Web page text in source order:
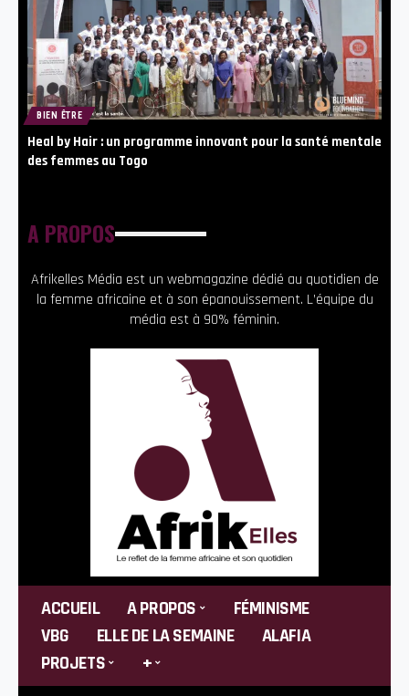
BIEN ÊTRE
Heal by Hair : un programme innovant pour la santé mentale
des femmes au Togo
A PROPOS
Afrikelles Média est un webmagazine dédié au quotidien de
la femme africaine et à son épanouissement. L’équipe du
média est à 90% féminin.
ACCUEIL A PROPOS
FÉMINISME
VBG
ELLE DE LA SEMAINE
ALAFIA
PROJETS
+